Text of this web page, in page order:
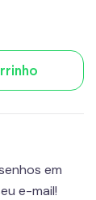
em
e-mail!